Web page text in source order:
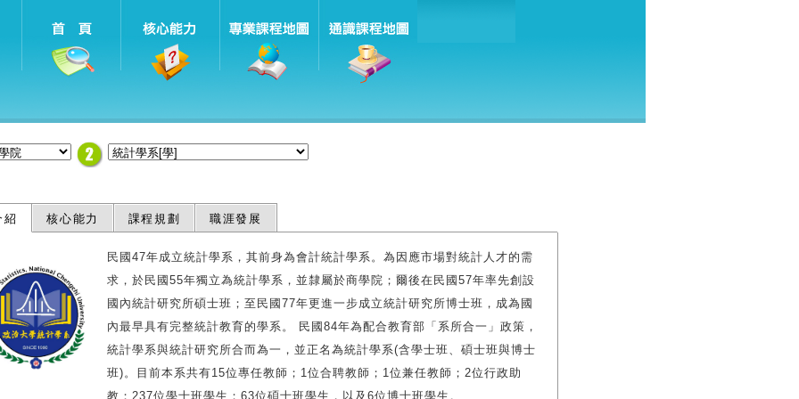
紹 核心能力 課程規劃 職涯發展
民國47年成立統計學系，其前身為會計統計學系。為因應市場對統計人才的需
求，於民國55年獨立為統計學系，並隸屬於商學院；爾後在民國57年率先創設
國內統計研究所碩士班；至民國77年更進一步成立統計研究所博士班，成為國
內最早具有完整統計教育的學系。 民國84年為配合教育部「系所合一」政策，
統計學系與統計研究所合而為一，並正名為統計學系(含學士班、碩士班與博士
班)。目前本系共有15位專任教師；1位合聘教師；1位兼任教師；2位行政助
教；237位學士班學生；63位碩士班學生，以及6位博士班學生。